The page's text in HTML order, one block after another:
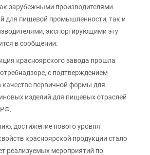
зарубежными производителями
для пищевой промышленности, так и
экспортирующими эту
в сообщении.
красноярского завода прошла
с подтверждением
первичной формы для
изделий для пищевых отраслей
достижение нового уровня
красноярской продукции стало
реализуемых мероприятий по